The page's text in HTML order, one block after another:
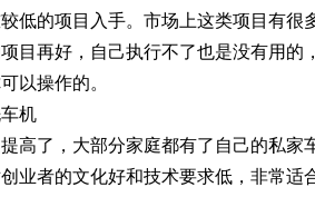
低的项目入手。市场上这类项目有
目再好，自己执行不了也是没有用
以操作的。
机
高了，大部分家庭都有了自己的私
业者的文化好和技术要求低，非常适